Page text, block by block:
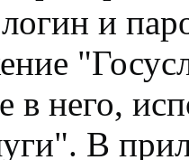
и
в него,
В